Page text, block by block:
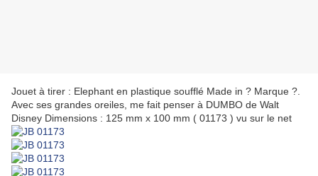
Jouet à tirer : Elephant en plastique soufflé Made in ? Marque ?.
Avec ses grandes oreiles, me fait penser à DUMBO de Walt
Disney Dimensions : 125 mm x 100 mm ( 01173 ) vu sur le net